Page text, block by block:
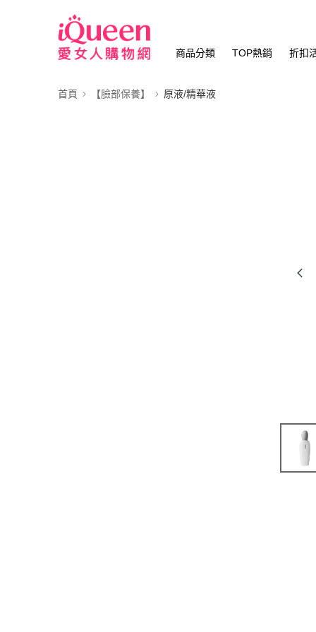
商品分類 TOP熱銷 折扣
首頁 【臉部保養】 原液/精華液